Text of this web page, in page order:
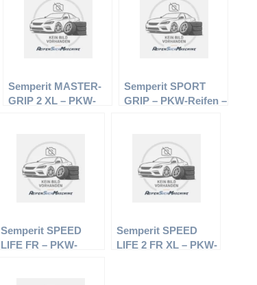
Semperit MASTER-
GRIP 2 XL – PKW-
Semperit SPORT
GRIP – PKW-Reifen –
Semperit SPEED
LIFE FR – PKW-
Semperit SPEED
LIFE 2 FR XL – PKW-